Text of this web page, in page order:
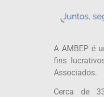
A AMBEP é
fins
Associados.
Cerca de